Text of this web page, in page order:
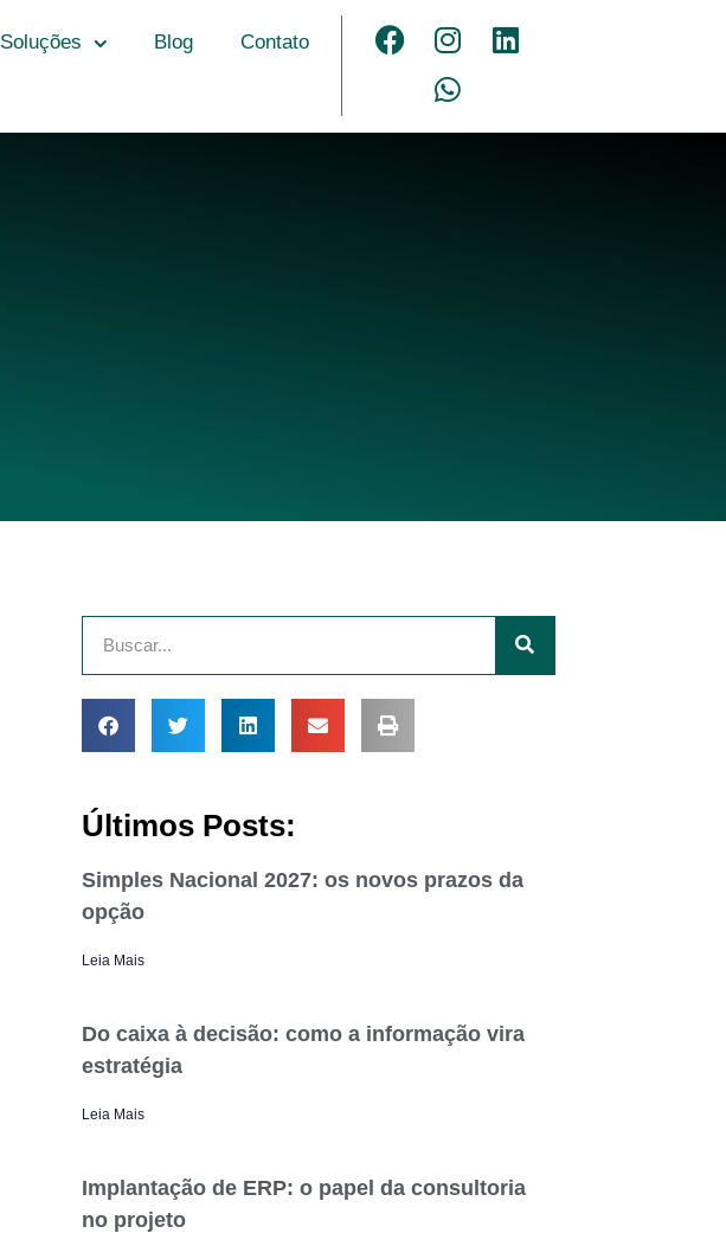
Soluções Blog Contato
Últimos Posts:
Simples Nacional 2027: os novos prazos da
opção
Leia Mais
Do caixa à decisão: como a informação vira
estratégia
Leia Mais
Implantação de ERP: o papel da consultoria
no projeto